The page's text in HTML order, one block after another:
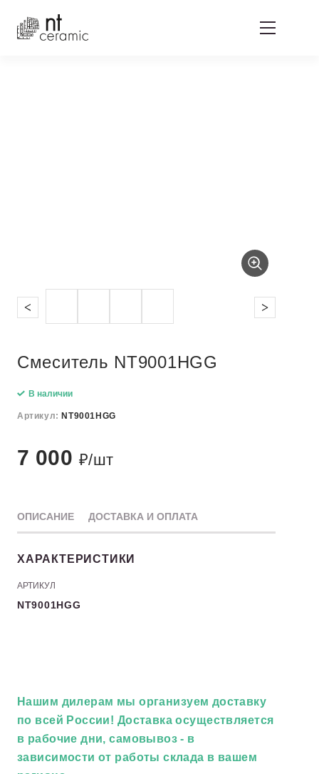
Смеситель NT9001НGG
В наличии
Артикул: NT9001НGG
7 000 ₽/шт
ОПИСАНИЕ ДОСТАВКА И ОПЛАТА
ХАРАКТЕРИСТИКИ
АРТИКУЛ
NT9001НGG
Нашим дилерам мы организуем доставку
по всей России! Доставка осуществляется
в рабочие дни, самовывоз - в
зависимости от работы склада в вашем